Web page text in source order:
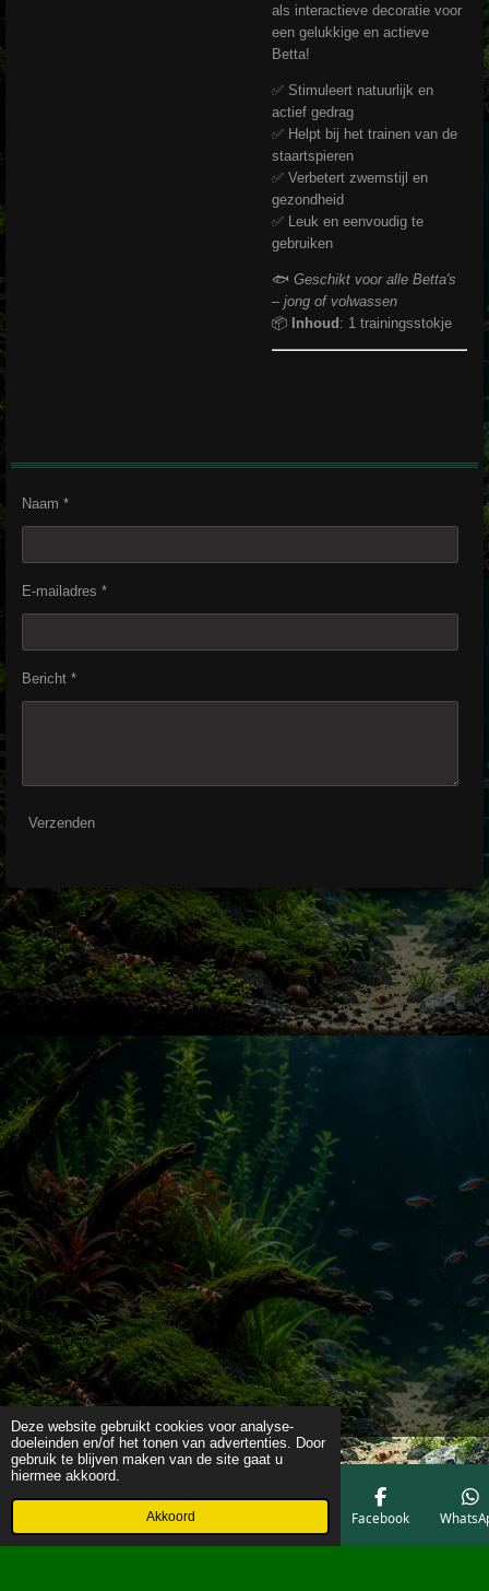
Deze website gebruikt cookies voor analyse-
doeleinden en/of het tonen van advertenties. Door
gebruik te blijven maken van de site gaat u
hiermee akkoord.
Akkoord
als interactieve decoratie voor
een gelukkige en actieve
Betta!
✅ Stimuleert natuurlijk en
actief gedrag
✅ Helpt bij het trainen van de
staartspieren
✅ Verbetert zwemstijl en
gezondheid
✅ Leuk en eenvoudig te
gebruiken
🐟 Geschikt voor alle Betta's
– jong of volwassen
📦 Inhoud: 1 trainingsstokje
Naam *
E-mailadres *
Bericht *
Verzenden
Telefoonnummer Facebook